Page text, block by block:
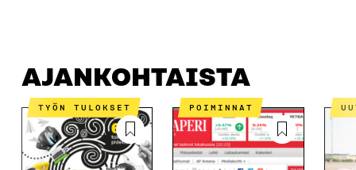
AJANKOHTAISTA
TYÖN TULOKSET POIMINNAT